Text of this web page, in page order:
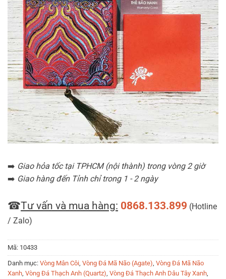
➡️ Giao hỏa tốc tại TPHCM (nội thành) trong vòng 2 giờ
➡️ Giao hàng đến Tỉnh chỉ trong 1 - 2 ngày
☎Tư vấn và mua hàng: 0868.133.899 (Hotline
/ Zalo)
Mã: 10433
Danh mục: Vòng Mân Côi, Vòng Đá Mã Não (Agate), Vòng Đá Mã Não
Xanh, Vòng Đá Thạch Anh (Quartz), Vòng Đá Thạch Anh Dâu Tây Xanh,